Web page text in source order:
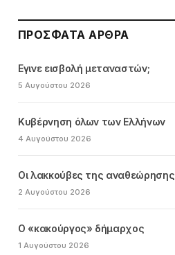
ΠΡΌΣΦΑΤΑ ΆΡΘΡΑ
Εγινε εισβολή μεταναστών;
5 Αυγούστου 2026
Κυβέρνηση όλων των Ελλήνων
4 Αυγούστου 2026
Οι λακκούβες της αναθεώρησης
2 Αυγούστου 2026
Ο «κακούργος» δήμαρχος
1 Αυγούστου 2026